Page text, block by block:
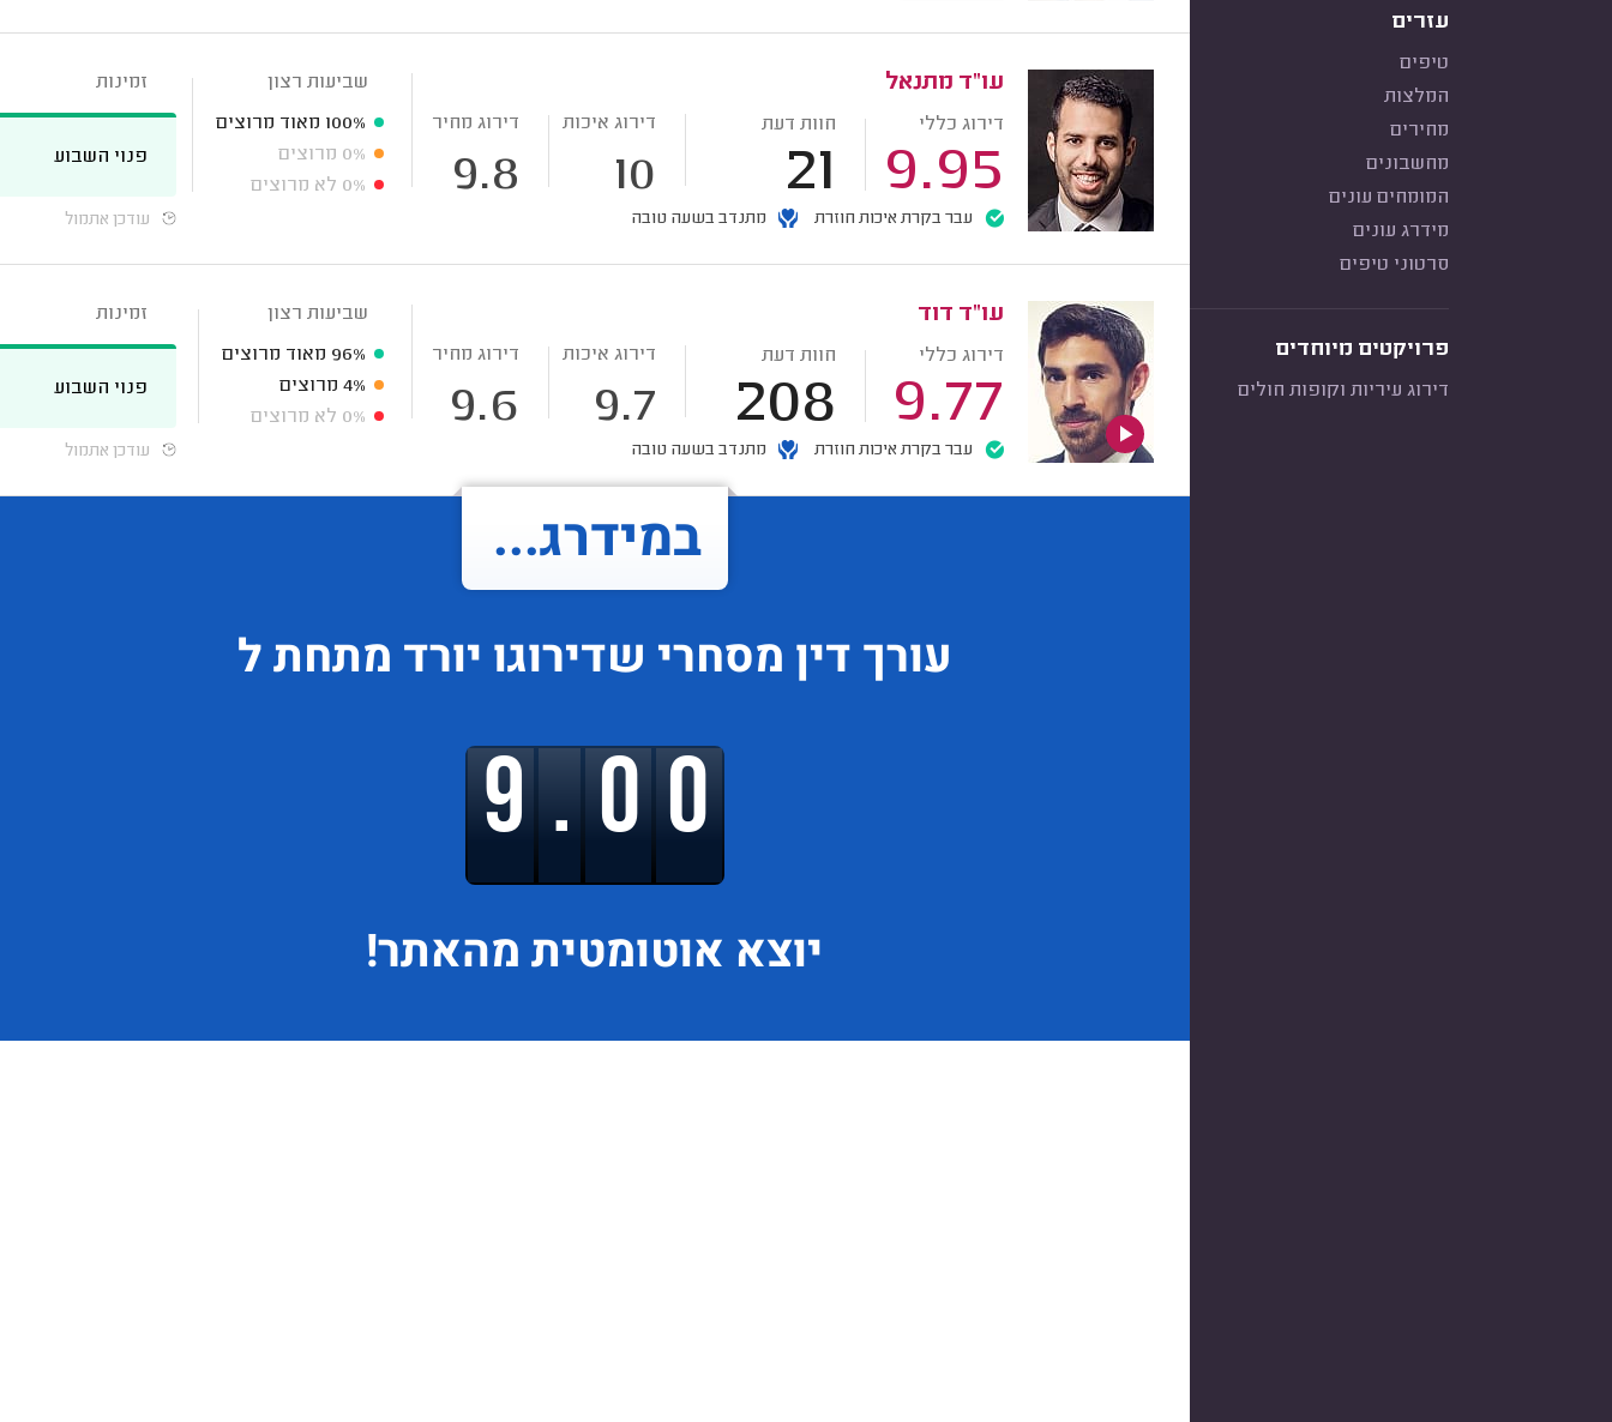
עזרים
טיפים
המלצות
מחירים
מחשבונים
המומחים עונים
מידרג עונים
סרטוני טיפים
פרויקטים מיוחדים
דירוג עיריות וקופות חולים
עו"ד מתנאל
דירוג כללי
9.95
חוות דעת
21
דירוג איכות
10
דירוג מחיר
9.8
עבר בקרת איכות חוזרת מתנדב בשעה טובה
שביעות רצון
100% מאוד מרוצים
0% מרוצים
0% לא מרוצים
זמינות
פנוי השבוע
עודכן אתמול
עו"ד דוד
דירוג כללי
9.77
חוות דעת
208
דירוג איכות
9.7
דירוג מחיר
9.6
עבר בקרת איכות חוזרת מתנדב בשעה טובה
שביעות רצון
96% מאוד מרוצים
4% מרוצים
0% לא מרוצים
זמינות
פנוי השבוע
עודכן אתמול
במידרג...
עורך דין מסחרי שדירוגו יורד מתחת ל
9.00
יוצא אוטומטית מהאתר!